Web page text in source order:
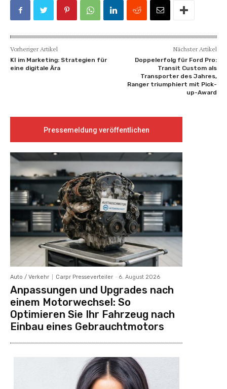
Vorheriger Artikel
KI im Marketing: Strategien für
eine digitale Ära
Nächster Artikel
Doppelerfolg für Ford Pro:
Transit Custom als
Transporter des Jahres,
Ranger triumphiert mit Pick-
up-Award
Pressemeldung veröffentlichen
Auto / Verkehr Carpr Presseverteiler - 6. August 2026
Anpassungen und Upgrades nach
einem Motorwechsel: So
Optimieren Sie Ihr Fahrzeug nach
Einbau eines Gebrauchtmotors